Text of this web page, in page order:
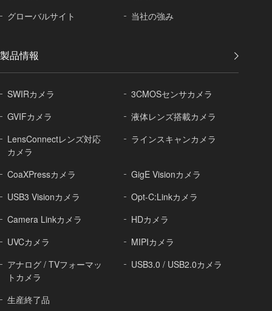
グローバルサイト 当社の強み
製品情報
SWIRカメラ
3CMOSセンサカメラ
GVIFカメラ
液体レンズ搭載カメラ
LensConnectレンズ対応
カメラ
ラインスキャンカメラ
CoaXPressカメラ
GigE Visionカメラ
USB3 Visionカメラ
Opt-C:Linkカメラ
Camera Linkカメラ
HDカメラ
UVCカメラ
MIPIカメラ
アナログ / TVフォーマッ
トカメラ
USB3.0 / USB2.0カメラ
生産終了品